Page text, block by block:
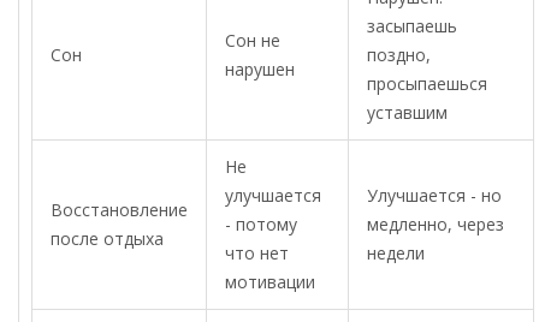
Сон
Сон не
нарушен
засыпаешь
поздно,
просыпаешься
уставшим
Восстановление
после отдыха
Не
улучшается
- потому
что нет
мотивации
Улучшается - но
медленно, через
недели